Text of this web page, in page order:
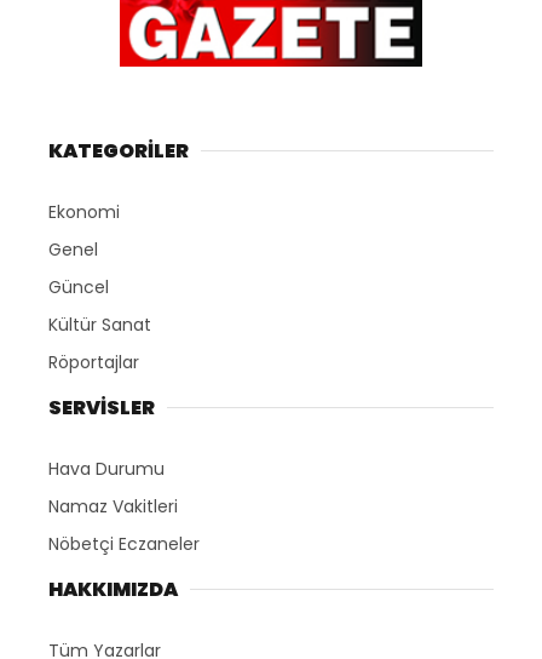
KATEGORİLER
Ekonomi
Genel
Güncel
Kültür Sanat
Röportajlar
SERVİSLER
Hava Durumu
Namaz Vakitleri
Nöbetçi Eczaneler
HAKKIMIZDA
Tüm Yazarlar